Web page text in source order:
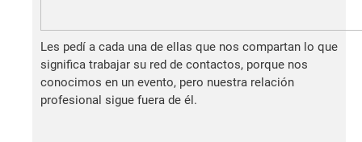
Les pedí a cada una de ellas que nos compartan lo que
significa trabajar su red de contactos, porque nos
conocimos en un evento, pero nuestra relación
profesional sigue fuera de él.